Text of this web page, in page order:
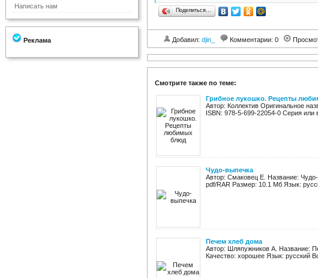
Написать нам
Реклама
Поделиться…
Добавил: djin_ Комментарии: 0
Смотрите также по теме:
Грибное лукошко. Рецепты
Автор: Коллектив Оригинальное
ISBN: 978-5-699-22054-0 Серия или
Чудо-выпечка
Автор: Смаковец Е. Название:
pdf/RAR Размер: 10.1 Мб Язык:
Печем хлеб дома
Автор: Шляпужников А. Название:
Качество: хорошее Язык: русский